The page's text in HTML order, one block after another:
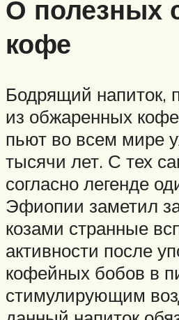
О полезных
кофе
Бодрящий напиток,
из обжаренных
пьют во всем мире
тысячи лет. С тех
согласно легенде
Эфиопии заметил
козами странные
активности после
кофейных бобов в
стимулирующим